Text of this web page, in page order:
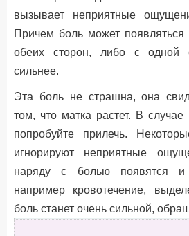
вызывает неприятные
Причем боль может появляться
обеих сторон, либо с одной
сильнее.
Эта боль не страшна, она
том, что матка растет. В случае
попробуйте прилечь.
игнорируют неприятные
наряду с болью появятся и
например кровотечение,
боль станет очень сильной,